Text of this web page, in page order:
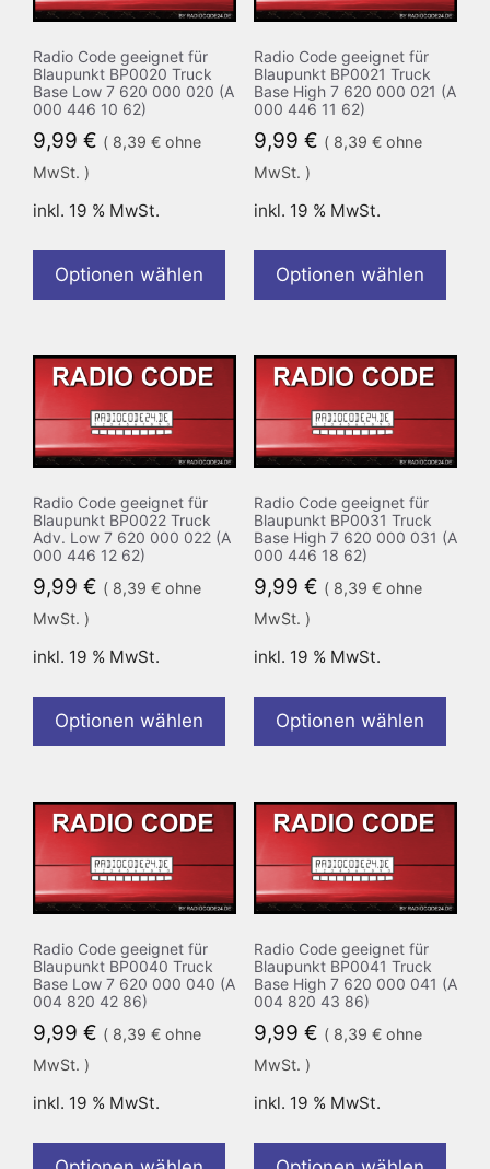
Radio Code geeignet für
Blaupunkt BP0020 Truck
Base Low 7 620 000 020 (A
000 446 10 62)
9,99 € ( 8,39 € ohne
MwSt. )
inkl. 19 % MwSt.
Optionen wählen
Radio Code geeignet für
Blaupunkt BP0021 Truck
Base High 7 620 000 021 (A
000 446 11 62)
9,99 € ( 8,39 €ohne
MwSt. )
inkl. 19 % MwSt.
Optionen wählen
Radio Code geeignet für
Blaupunkt BP0022 Truck
Adv. Low 7 620 000 022 (A
000 446 12 62)
9,99 € ( 8,39 € ohne
MwSt. )
inkl. 19 % MwSt.
Optionen wählen
Radio Code geeignet für
Blaupunkt BP0031 Truck
Base High 7 620 000 031 (A
000 446 18 62)
9,99 € ( 8,39 €ohne
MwSt. )
inkl. 19 % MwSt.
Optionen wählen
Radio Code geeignet für
Blaupunkt BP0040 Truck
Base Low 7 620 000 040 (A
004 820 42 86)
9,99 € ( 8,39 € ohne
MwSt. )
inkl. 19 % MwSt.
Radio Code geeignet für
Blaupunkt BP0041 Truck
Base High 7 620 000 041 (A
004 820 43 86)
9,99 € ( 8,39 €ohne
MwSt. )
inkl. 19 % MwSt.